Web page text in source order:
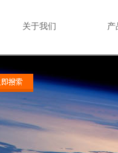
关于我们 产